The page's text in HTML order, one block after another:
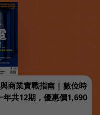
商業實戰指南 | 數位時
共12期，優惠價1,690